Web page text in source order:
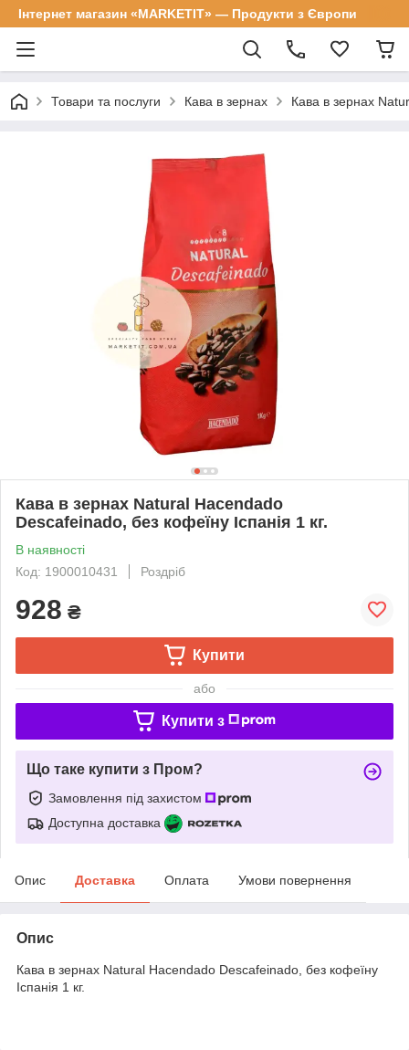
Інтернет магазин «MARKETIT» — Продукти з Європи
Товари та послуги Кава в зернах Кава в зернах
Кава в зернах Natural Hacendado
Descafeinado, без кофеїну Іспанія 1 кг.
В наявності
Код: 1900010431
Роздріб
928 ₴
Купити
або
Купити з
Що таке купити з Пром?
Замовлення під захистом
Доступна доставка
Опис Доставка Оплата Умови повернення
Опис
Кава в зернах Natural Hacendado Descafeinado, без кофеїну
Іспанія 1 кг.